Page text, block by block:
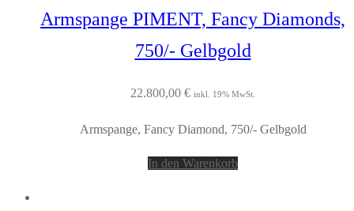
Armspange PIMENT, Fancy Diamonds,
750/- Gelbgold
22.800,00 € inkl. 19% MwSt.
Armspange, Fancy Diamond, 750/- Gelbgold
In den Warenkorb